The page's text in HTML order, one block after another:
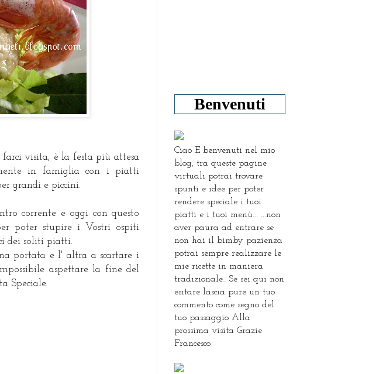
visita, è la festa più attesa
in famiglia con i piatti
grandi e piccini.
corrente e oggi con questo
poter stupire i Vostri ospiti
dei soliti piatti.
portata e l' altra a scartare i
aspettare la fine del
Speciale.
Benvenuti
Ciao E benvenuti nel mio
blog, tra queste pagine
virtuali potrai trovare
spunti e idee per poter
rendere speciale i tuoi
piatti e i tuoi menù... ...non
aver paura ad entrare se
non hai il bimby pazienza
potrai sempre realizzare le
mie ricette in maniera
tradizionale.. Se sei qui non
esitare lascia pure un tuo
commento come segno del
tuo passaggio Alla
prossima visita Grazie
Francesco